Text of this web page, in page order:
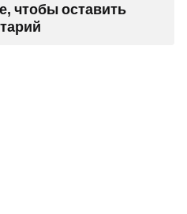
чтобы оставить